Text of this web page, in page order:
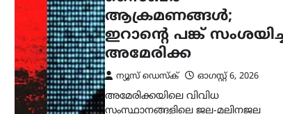
സതീശനെ കണക്ട്
ചെയ്യാനുള്ള ഒരു
തെളിവുമില്ല; കാര്യങ്ങൾ
മനസ്സിലാവാത്തത്
എം.വി ഗോവിന്ദന്
മാത്രം: രമേശ്